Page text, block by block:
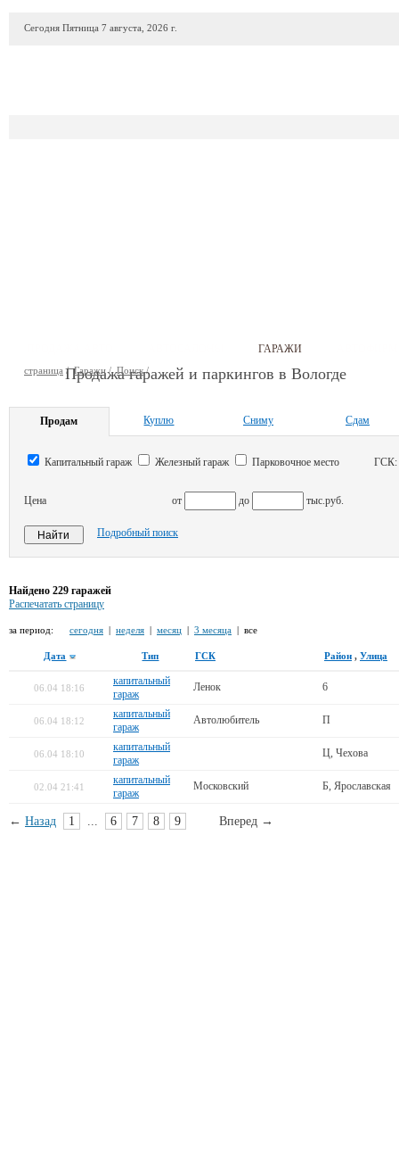
Сегодня Пятница 7 августа, 2026 г.
ГАРАЖИ
страница /Гаражи/Поиск/
Продажа гаражей и паркингов в Вологде
Продам Куплю Сниму Сдам
Капитальный гараж Железный гараж Парковочное место
Цена от до тыс.руб.
Подробный поиск
Найдено 229 гаражей
Распечатать страницу
за период: сегодня | неделя | месяц | 3 месяца | все
Дата Тип ГСК Район , Улица
06.04 18:16
капитальный
гараж
Ленок 6
06.04 18:12
капитальный
гараж
Автолюбитель П
06.04 18:10
капитальный
гараж
Ц, Чехова
02.04 21:41
капитальный
гараж
Московский Б, Ярославская
← Назад 1 ... 6 7 8 9 Вперед →